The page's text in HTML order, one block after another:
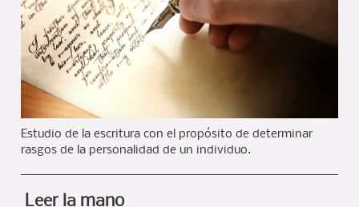
Estudio de la escritura con el propósito de determinar
rasgos de la personalidad de un individuo.
Leer la mano